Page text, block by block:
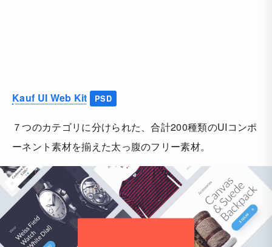
Kauf UI Web Kit PSD
７つのカテゴリに分けられた、合計200種類のUIコンポ
ーネント素材を揃えた太っ腹のフリー素材。